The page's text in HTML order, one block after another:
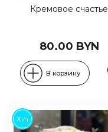
Кремовое счастье
80.00 BYN
В корзину
Хит